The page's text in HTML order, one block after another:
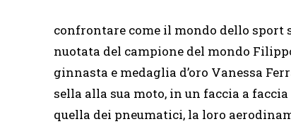
confrontare come il mondo dello sport
nuotata del campione del mondo
ginnasta e medaglia d’oro Vanessa
sella alla sua moto, in un faccia a
quella dei pneumatici, la loro